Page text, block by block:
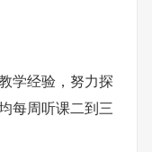
学经验，努力探
每周听课二到三